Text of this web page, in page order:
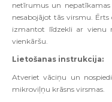
netīrumus un nepatīkamas
nesabojājot tās virsmu.
izmantot līdzekli ar vienu
vienkāršu.
Lietošanas instrukcija:
Atveriet vāciņu un
mikroviļņu krāsns virsmas.